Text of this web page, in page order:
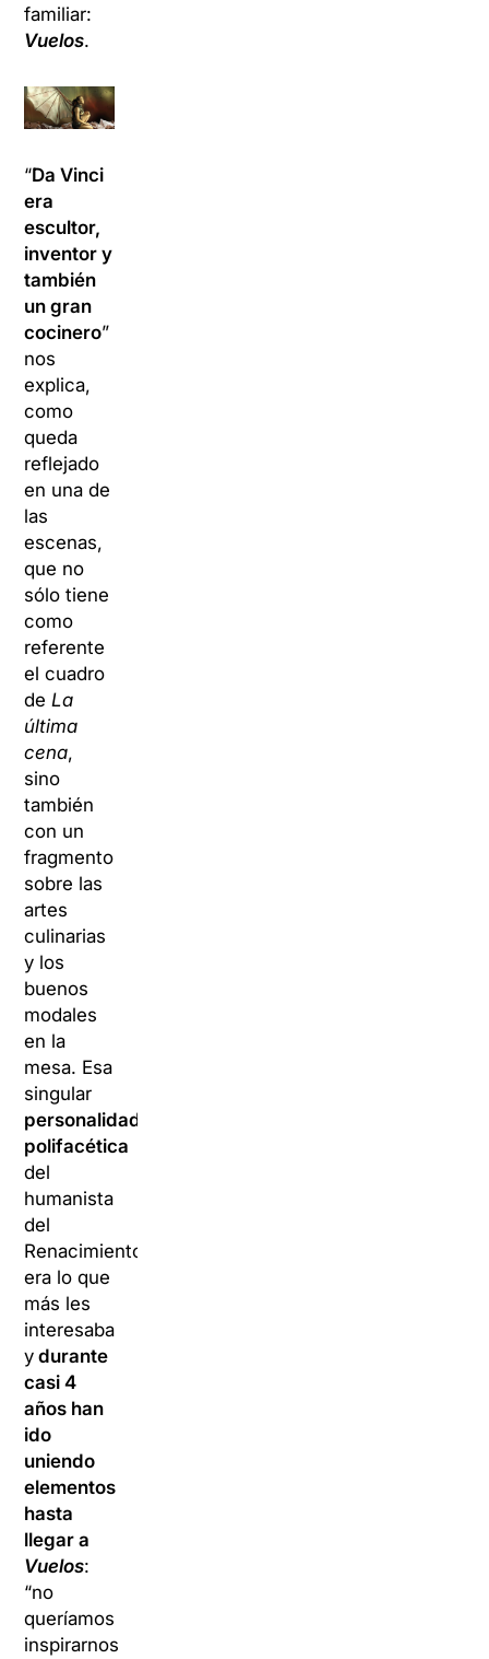
familiar:
Vuelos.
“Da Vinci
era
escultor,
inventor y
también
un gran
cocinero”
nos
explica,
como
queda
reflejado
en una de
las
escenas,
que no
sólo tiene
como
referente
el cuadro
deLa
última
cena,
sino
también
con un
fragmento
sobre las
artes
culinarias
y los
buenos
modales
en la
mesa. Esa
singular
personalidad
polifacética
del
humanista
del
Renacimiento
era lo que
más les
interesaba
y durante
casi 4
años han
ido
uniendo
elementos
hasta
llegar a
Vuelos:
“no
queríamos
inspirarnos